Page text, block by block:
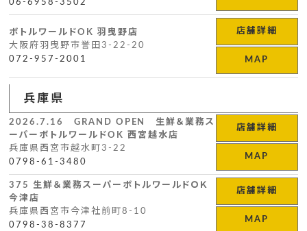
06-6958-3502
ボトルワールドOK 羽曳野店
大阪府羽曳野市誉田3-22-20
072-957-2001
店舗詳細
MAP
兵庫県
2026.7.16 GRAND OPEN 生鮮＆業務ス
ーパーボトルワールドOK 西宮越水店
兵庫県西宮市越水町3-22
0798-61-3480
店舗詳細
MAP
375 生鮮＆業務スーパーボトルワールドＯＫ
今津店
兵庫県西宮市今津社前町8-10
0798-38-8377
店舗詳細
MAP